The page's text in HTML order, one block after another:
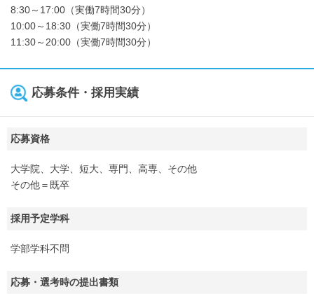
8:30～17:00（実働7時間30分）
10:00～18:30（実働7時間30分）
11:30～20:00（実働7時間30分）
応募条件・採用実績
応募資格
大学院、大学、短大、専門、高専、その他
その他＝既卒
採用予定学科
学部学科不問
応募・選考時の提出書類